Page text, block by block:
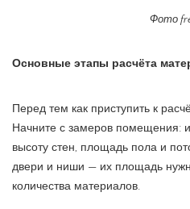
Фото
Основные этапы расчёта
Перед тем как приступить к
Начните с замеров помещения:
высоту стен, площадь пола и
двери и ниши — их площадь
количества материалов.